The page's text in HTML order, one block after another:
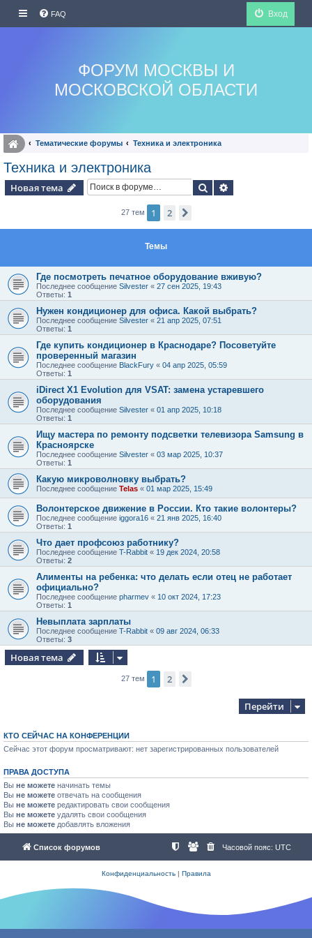
FAQ Вход
ФОРУМ МОСКВЫ И
МОСКОВСКОЙ ОБЛАСТИ
Тематические форумы Техника и электроника
Техника и электроника
Новая тема Поиск
27 тем 1 2
Темы
Где посмотреть печатное оборудование вживую?
Последнее сообщение Silvester « 27 сен 2025, 19:43
Ответы: 1
Нужен кондиционер для офиса. Какой выбрать?
Последнее сообщение Silvester « 21 апр 2025, 07:51
Ответы: 1
Где купить кондиционер в Краснодаре? Посоветуйте
проверенный магазин
Последнее сообщение BlackFury « 04 апр 2025, 05:59
Ответы: 1
iDirect X1 Evolution для VSAT: замена устаревшего
оборудования
Последнее сообщение Silvester « 01 апр 2025, 10:18
Ответы: 1
Ищу мастера по ремонту подсветки телевизора Samsung в
Красноярске
Последнее сообщение Silvester « 03 мар 2025, 10:37
Ответы: 1
Какую микроволновку выбрать?
Последнее сообщение Telas « 01 мар 2025, 15:49
Волонтерское движение в России. Кто такие волонтеры?
Последнее сообщение iggora16 « 21 янв 2025, 16:40
Ответы: 1
Что дает профсоюз работнику?
Последнее сообщение T-Rabbit « 19 дек 2024, 20:58
Ответы: 2
Алименты на ребенка: что делать если отец не работает
официально?
Последнее сообщение pharmev « 10 окт 2024, 17:23
Ответы: 1
Невыплата зарплаты
Последнее сообщение T-Rabbit « 09 авг 2024, 06:33
Ответы: 3
Новая тема
27 тем 1 2
Перейти
КТО СЕЙЧАС НА КОНФЕРЕНЦИИ
Сейчас этот форум просматривают: нет зарегистрированных пользователей
ПРАВА ДОСТУПА
Вы не можете начинать темы
Вы не можете отвечать на сообщения
Вы не можете редактировать свои сообщения
Вы не можете удалять свои сообщения
Вы не можете добавлять вложения
Список форумов Часовой пояс: UTC
Конфиденциальность| Правила